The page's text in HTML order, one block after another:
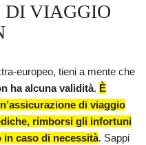
DI VIAGGIO
europeo, tieni a mente che
ha alcuna validità. È
di viaggio
rimborsi gli infortuni
in caso di necessità. Sappi